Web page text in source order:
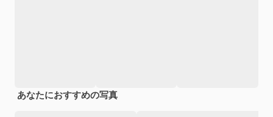
あなたにおすすめの写真